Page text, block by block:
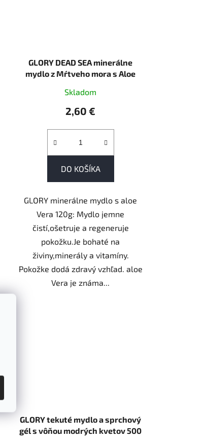
GLORY DEAD SEA minerálne
mydlo z Mŕtveho mora s Aloe
Skladom
2,60 €
DO KOŠÍKA
GLORY minerálne mydlo s aloe
Vera 120g: Mydlo jemne
čistí,ošetruje a regeneruje
pokožku.Je bohaté na
živiny,minerály a vitamíny.
Pokožke dodá zdravý vzhľad. aloe
Vera je známa...
GLORY tekuté mydlo a sprchový
gél s vôňou modrých kvetov 500